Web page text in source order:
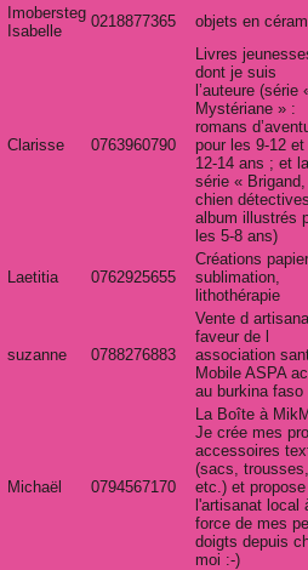
Imobersteg
Isabelle
0218877365 objets en
Clarisse 0763960790
Livres
dont je suis
l’auteure (série
Mystériane » :
romans
pour les 9-12
12-14 ans ; et la
série « Brigand,
chien
album illustrés
les 5-8 ans)
Laetitia 0762925655
Créations
sublimation,
lithothérapie
suzanne 0788276883
Vente d
faveur de l
association
Mobile ASPA
au burkina faso
Michaël 0794567170
La Boîte à
Je crée mes
accessoires
(sacs, trousses,
etc.) et
l'artisanat local
force de mes
doigts depuis
moi :-)